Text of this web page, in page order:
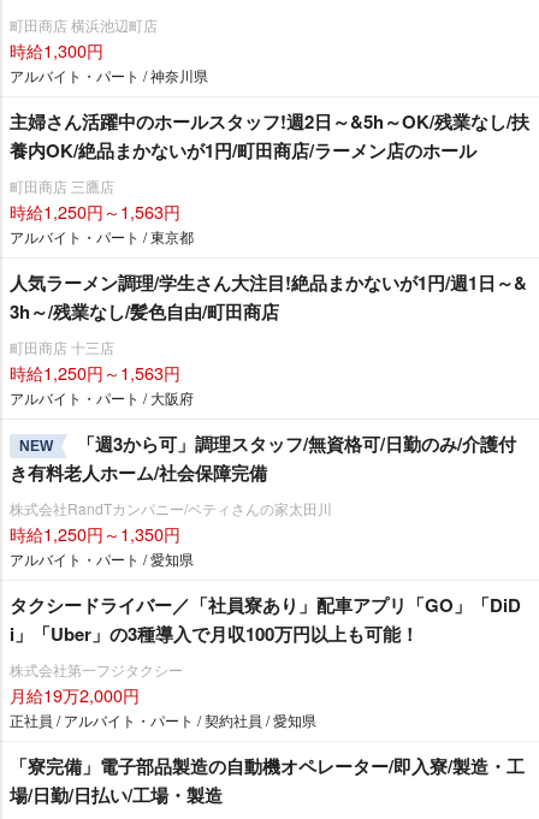
町田商店 横浜池辺町店
時給1,300円
アルバイト・パート / 神奈川県
主婦さん活躍中のホールスタッフ!週2日～&5h～OK/残業なし/扶
養内OK/絶品まかないが1円/町田商店/ラーメン店のホール
町田商店 三鷹店
時給1,250円～1,563円
アルバイト・パート / 東京都
人気ラーメン調理/学生さん大注目!絶品まかないが1円/週1日～&
3h～/残業なし/髪色自由/町田商店
町田商店 十三店
時給1,250円～1,563円
アルバイト・パート / 大阪府
NEW
「週3から可」調理スタッフ/無資格可/日勤のみ/介護付
き有料老人ホーム/社会保障完備
株式会社RandTカンパニー/ベティさんの家太田川
時給1,250円～1,350円
アルバイト・パート / 愛知県
タクシードライバー／「社員寮あり」配車アプリ「GO」「DiD
i」「Uber」の3種導入で月収100万円以上も可能！
株式会社第一フジタクシー
月給19万2,000円
正社員 / アルバイト・パート / 契約社員 / 愛知県
「寮完備」電子部品製造の自動機オペレーター/即入寮/製造・工
場/日勤/日払い/工場・製造